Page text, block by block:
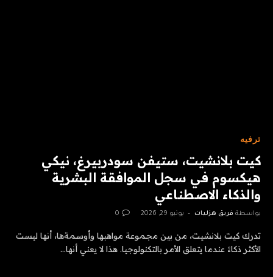
ترفيه
كيت بلانشيت، ستيفن سودربيرغ، نيكي
هيكسوم في سجل الموافقة البشرية
والذكاء الاصطناعي
بواسطة فريق هزليات يونيو 29, 2026 0
تدرك كيت بلانشيت، من بين مجموعة مواهبها وأوسمةها، أنها ليست
الأكثر ذكاءً عندما يتعلق الأمر بالتكنولوجيا. هذا لا يعني أنها…